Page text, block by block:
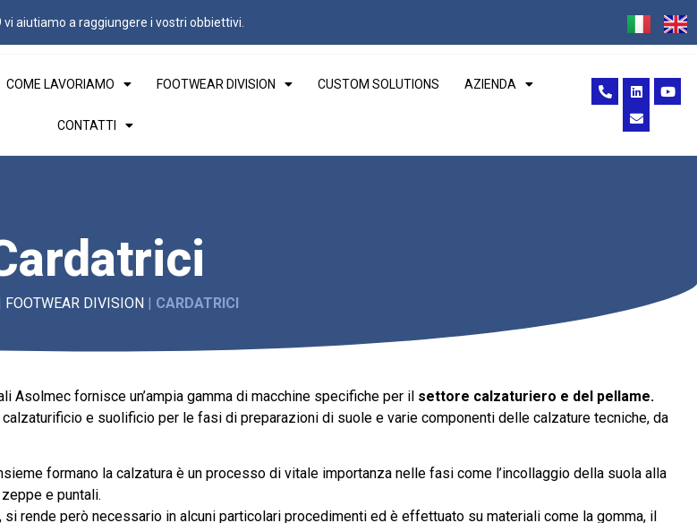
vi aiutiamo a raggiungere i vostri obbiettivi.
COME LAVORIAMO FOOTWEAR DIVISION CUSTOM SOLUTIONS AZIENDA
CONTATTI
FOOTWEAR DIVISION CARDATRICI
Asolmec fornisce un’ampia gamma di macchine specifiche per il settore calzaturiero e del pellame.
e suolificio per le fasi di preparazioni di suole e varie componenti delle calzature tecniche, da
formano la calzatura è un processo di vitale importanza nelle fasi come l’incollaggio della suola alla
e puntali.
rende però necessario in alcuni particolari procedimenti ed è effettuato su materiali come la gomma, il